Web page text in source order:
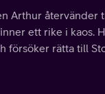
Arthur återvänder
ett rike i kaos.
försöker rätta till